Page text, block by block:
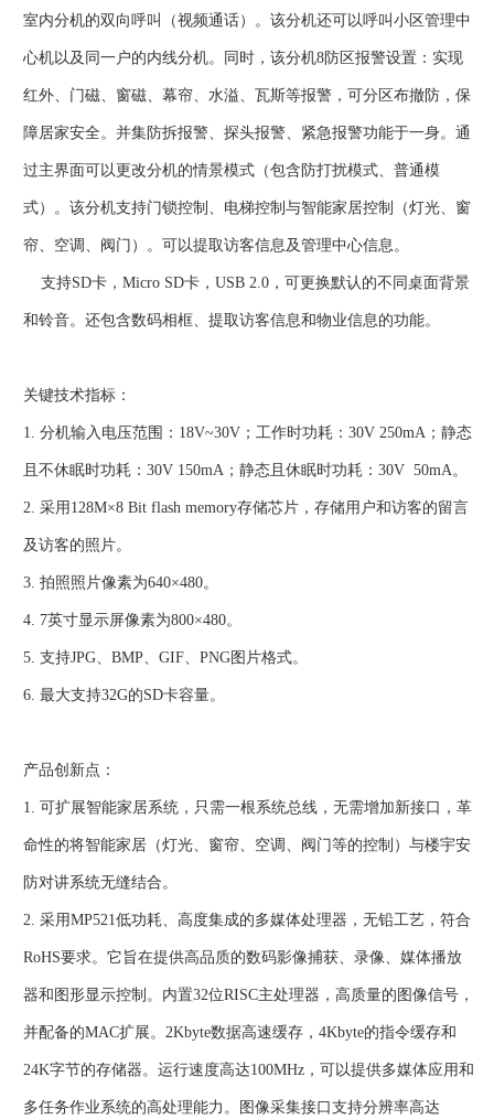
室内分机的双向呼叫（视频通话）。该分机还可以呼叫小区管理中
心机以及同一户的内线分机。同时，该分机8防区报警设置：实现
红外、门磁、窗磁、幕帘、水溢、瓦斯等报警，可分区布撤防，保
障居家安全。并集防拆报警、探头报警、紧急报警功能于一身。通
过主界面可以更改分机的情景模式（包含防打扰模式、普通模
式）。该分机支持门锁控制、电梯控制与智能家居控制（灯光、窗
帘、空调、阀门）。可以提取访客信息及管理中心信息。
支持SD卡，Micro SD卡，USB 2.0，可更换默认的不同桌面背景
和铃音。还包含数码相框、提取访客信息和物业信息的功能。
关键技术指标：
1. 分机输入电压范围：18V~30V；工作时功耗：30V 250mA；静态
且不休眠时功耗：30V 150mA；静态且休眠时功耗：30V 50mA。
2. 采用128M×8 Bit flash memory存储芯片，存储用户和访客的留言
及访客的照片。
3. 拍照照片像素为640×480。
4. 7英寸显示屏像素为800×480。
5. 支持JPG、BMP、GIF、PNG图片格式。
6. 最大支持32G的SD卡容量。
产品创新点：
1. 可扩展智能家居系统，只需一根系统总线，无需增加新接口，革
命性的将智能家居（灯光、窗帘、空调、阀门等的控制）与楼宇安
防对讲系统无缝结合。
2. 采用MP521低功耗、高度集成的多媒体处理器，无铅工艺，符合
RoHS要求。它旨在提供高品质的数码影像捕获、录像、媒体播放
器和图形显示控制。内置32位RISC主处理器，高质量的图像信号，
并配备的MAC扩展。2Kbyte数据高速缓存，4Kbyte的指令缓存和
24K字节的存储器。运行速度高达100MHz，可以提供多媒体应用和
多任务作业系统的高处理能力。图像采集接口支持分辨率高达